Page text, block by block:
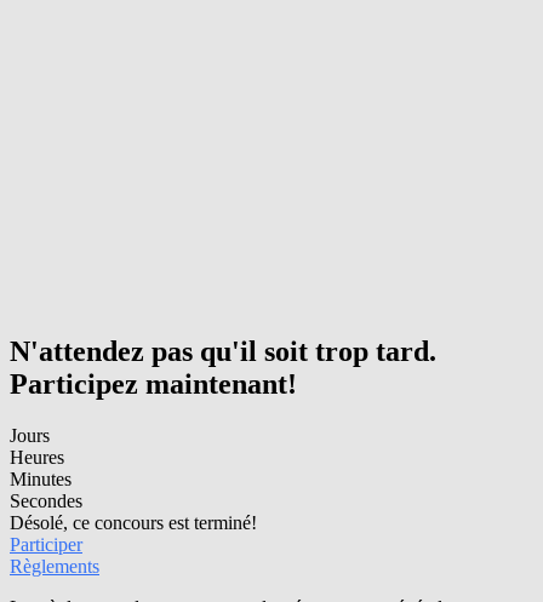
N'attendez pas qu'il soit trop tard.
Participez maintenant!
Jours
Heures
Minutes
Secondes
Désolé, ce concours est terminé!
Participer
Règlements